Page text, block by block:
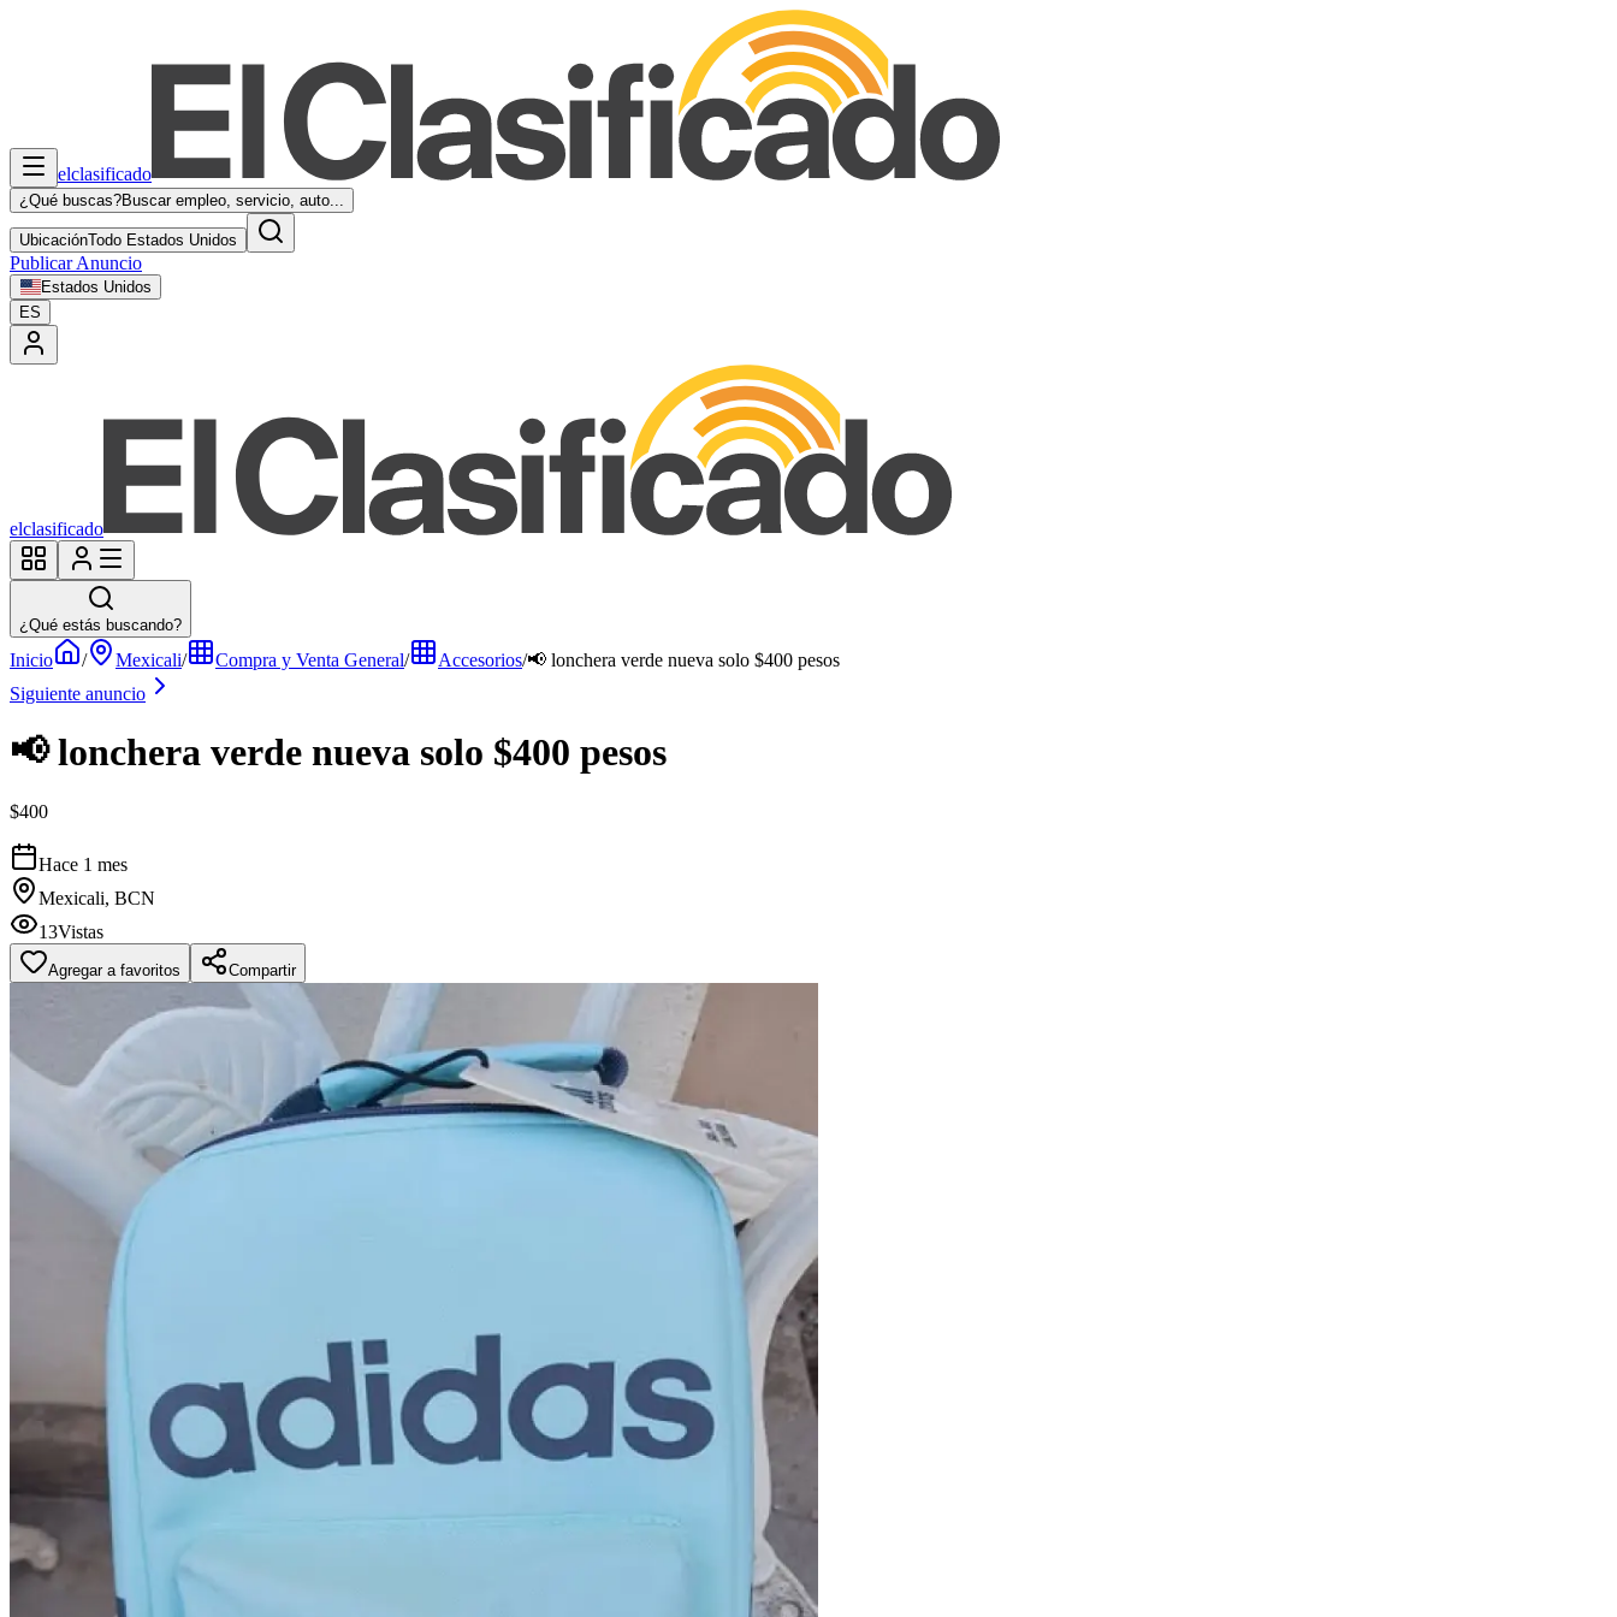
elclasificado
¿Qué buscas?Buscar empleo, servicio, auto...
UbicaciónTodo Estados Unidos
Publicar Anuncio
Estados Unidos
ES
elclasificado
¿Qué estás buscando?
Inicio / Mexicali/ Compra y Venta General/ Accesorios/📢 lonchera verde nueva solo $400 pesos
Siguiente anuncio
📢 lonchera verde nueva solo $400 pesos
$400
Hace 1 mes
Mexicali, BCN
13Vistas
Agregar a favoritos Compartir